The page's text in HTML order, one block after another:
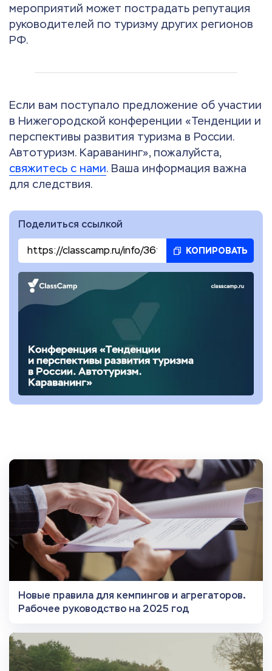
мероприятий может пострадать репутация
руководителей по туризму других регионов
РФ.
Если вам поступало предложение об участии
в Нижегородской конференции «Тенденции и
перспективы развития туризма в России.
Автотуризм. Караванинг», пожалуйста,
свяжитесь с нами. Ваша информация важна
для следствия.
Поделиться ссылкой
КОПИРОВАТЬ
Новые правила для кемпингов и агрегаторов.
Рабочее руководство на 2025 год